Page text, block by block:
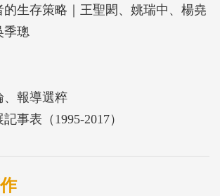
的生存策略｜王聖閎、姚瑞中、楊堯
季璁
、報導選粹
事表（1995-2017）